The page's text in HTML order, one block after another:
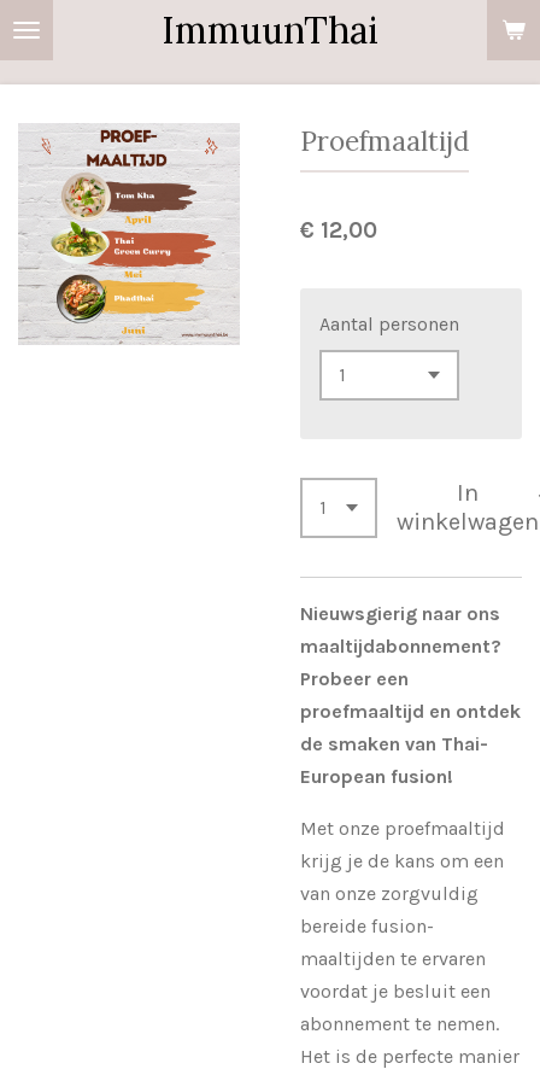
Ga
direct
de
hoofdinhoud
ImmuunThai
Proefmaaltijd
€ 12,00
Aantal personen
In
winkelwagen
Nieuwsgierig naar ons
maaltijdabonnement?
Probeer een
proefmaaltijd en ontdek
de smaken van Thai-
European fusion!
Met onze proefmaaltijd
krijg je de kans om een
van onze zorgvuldig
bereide fusion-
maaltijden te ervaren
voordat je besluit een
abonnement te nemen.
Het is de perfecte manier